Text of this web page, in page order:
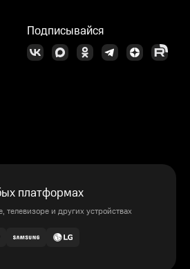
Подписывайся
платформах
телевизоре и других устройствах